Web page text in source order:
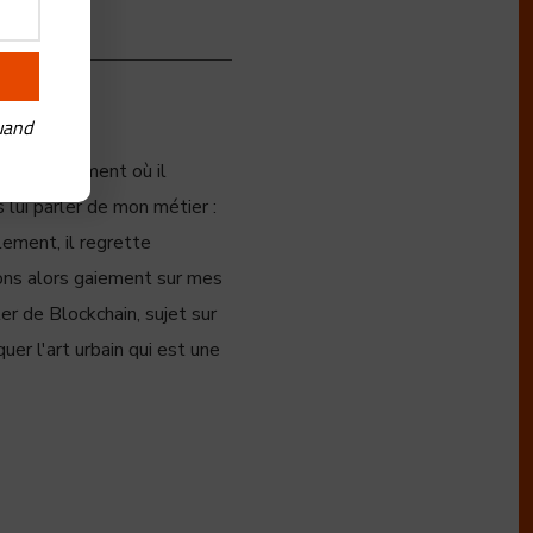
le moment où il
lui parler de mon métier :
il regrette
alors gaiement sur mes
de Blockchain, sujet sur
l'art urbain qui est une